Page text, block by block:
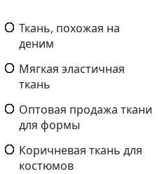
Ткань, похожая на
деним
Мягкая эластичная
ткань
Оптовая продажа ткани
для формы
Коричневая ткань для
костюмов